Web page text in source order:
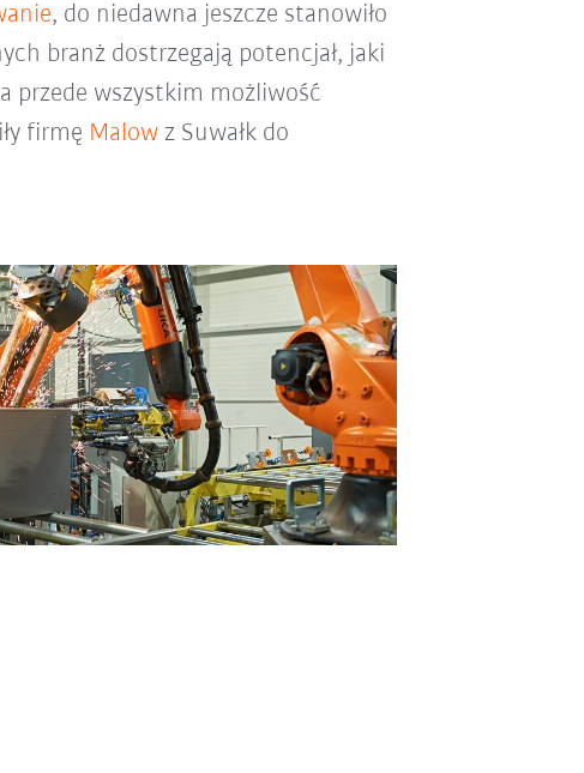
, do niedawna jeszcze stanowiło
branż dostrzegają potencjał, jaki
przede wszystkim możliwość
firmę Malowz Suwałk do